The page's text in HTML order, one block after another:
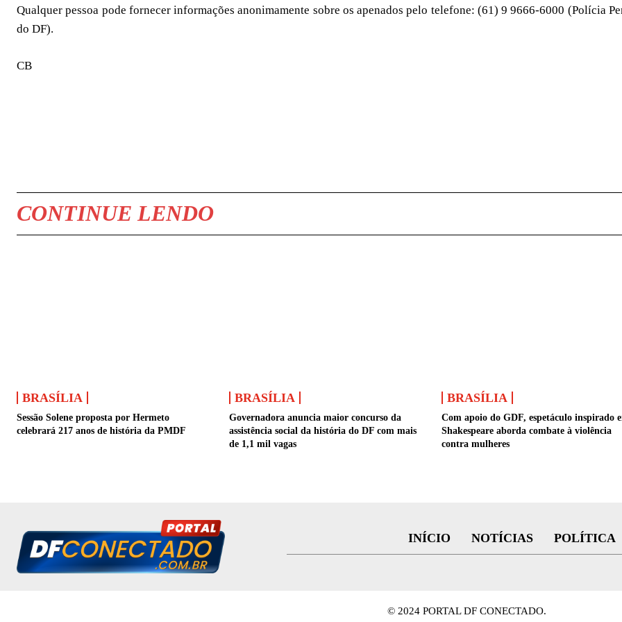
Qualquer pessoa pode fornecer informações anonimamente sobre os apenados pelo telefone: (61) 9 9666-6000 (Polícia
do DF).
CB
CONTINUE LENDO
BRASÍLIA
Sessão Solene proposta por Hermeto
celebrará 217 anos de história da PMDF
BRASÍLIA
Governadora anuncia maior concurso da
assistência social da história do DF com mais
de 1,1 mil vagas
BRASÍLIA
Com apoio do GDF, espetáculo inspirado
Shakespeare aborda combate à violência
contra mulheres
INÍCIO NOTÍCIAS POLÍTICA
© 2024 PORTAL DF CONECTADO.